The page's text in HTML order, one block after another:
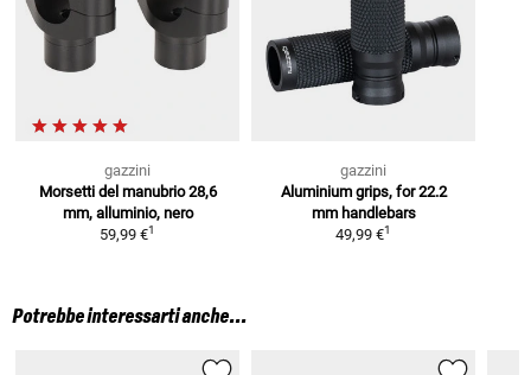
gazzini
Morsetti del manubrio 28,6
mm, alluminio, nero
59,99 €1
gazzini
Aluminium grips, for 22.2
mm handlebars
49,99 €1
Potrebbe interessarti anche...